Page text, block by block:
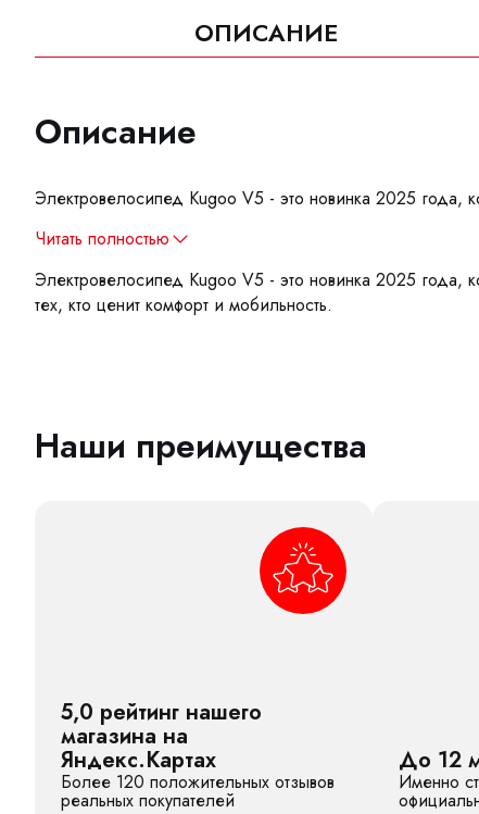
ОПИСАНИЕ
Описание
Электровелосипед Kugoo V5 - это новинка 2025 года,
Читать полностью
Электровелосипед Kugoo V5 - это новинка 2025 года,
тех, кто ценит комфорт и мобильность.
Наши преимущества
5,0 рейтинг нашего
магазина на
Яндекс.Картах
Более 120 положительных отзывов
реальных покупателей
До 12
Именно